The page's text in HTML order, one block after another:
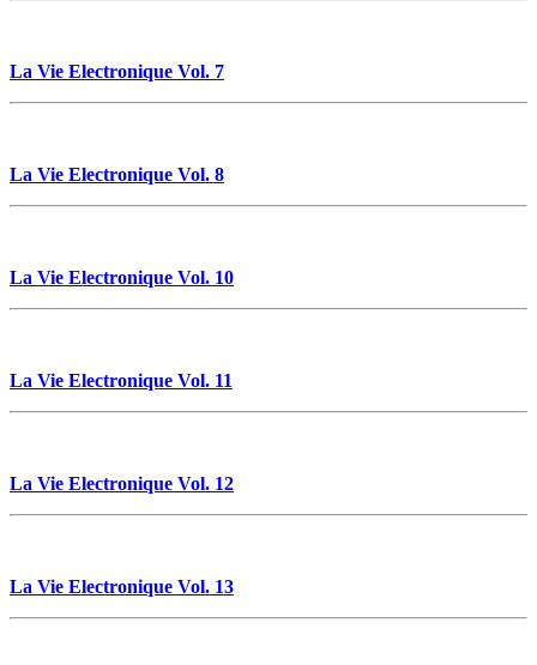
La Vie Electronique Vol. 7
La Vie Electronique Vol. 8
La Vie Electronique Vol. 10
La Vie Electronique Vol. 11
La Vie Electronique Vol. 12
La Vie Electronique Vol. 13